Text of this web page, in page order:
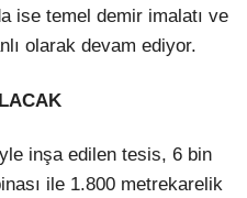
ise temel demir imalatı ve
olarak devam ediyor.
inşa edilen tesis, 6 bin
ile 1.800 metrekarelik